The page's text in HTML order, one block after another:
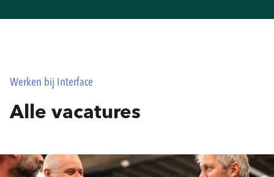
Werken bij Interface
Alle vacatures